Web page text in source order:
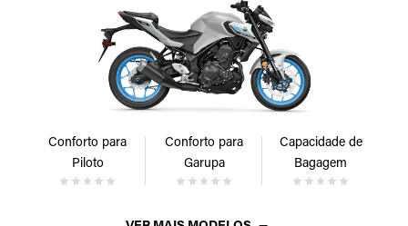
Conforto para
Piloto
Conforto para
Garupa
Capacidade de
Bagagem